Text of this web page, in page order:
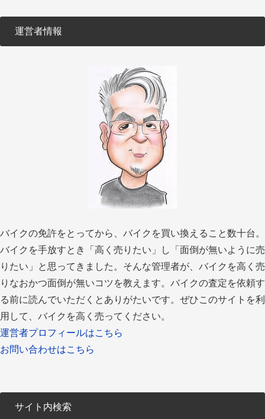
運営者情報
バイクの免許をとってから、バイクを買い換えること数十台。
バイクを手放すとき「高く売りたい」し「面倒が無いように売
りたい」と思ってきました。そんな管理者が、バイクを高く売
りなおかつ面倒が無いコツを教えます。バイクの査定を依頼す
る前に読んでいただくとありがたいです。ぜひこのサイトを利
用して、バイクを高く売ってください。
運営者プロフィールはこちら
お問い合わせはこちら
サイト内検索